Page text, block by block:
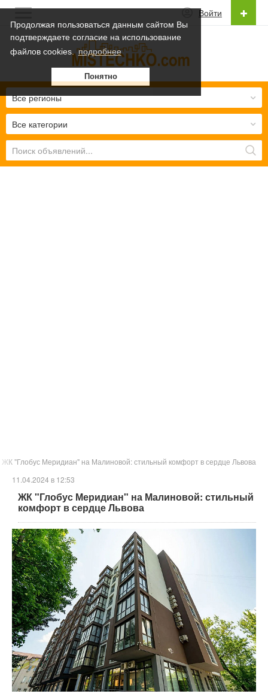
Продолжая пользоваться данным сайтом Вы
подтверждаете согласие на использование
файлов cookies. подробнее
Понятно
Войти
Русский
Українська
Русский
Все категории
Все регионы
ЖК "Глобус Меридиан" на Малиновой: стильный комфорт в сердце Львова
11.04.2024 в 12:53
ЖК "Глобус Меридиан" на Малиновой: стильный
комфорт в сердце Львова